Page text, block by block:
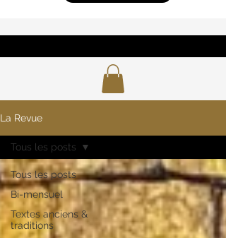
La Revue
Tous les posts
Bi-mensuel
Textes anciens &
traditions
Tous les posts